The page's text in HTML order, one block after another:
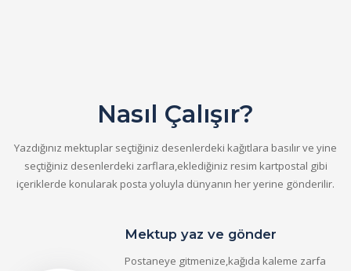
Nasıl Çalışır?
Yazdığınız mektuplar seçtiğiniz desenlerdeki kağıtlara basılır ve yine
seçtiğiniz desenlerdeki zarflara,eklediğiniz resim kartpostal gibi
içeriklerde konularak posta yoluyla dünyanın her yerine gönderilir.
Mektup yaz ve gönder
Postaneye gitmenize,kağıda kaleme zarfa